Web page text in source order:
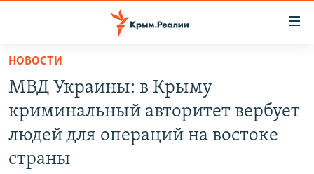
Вернуться
основному
содержанию
Вернутся
главной
СПЕЦПРОЕКТЫ
ГРУЗ 200
ВОДА
НОВОСТИ
МВД Украины: в Крыму
криминальный авторитет вербует
людей для операций на востоке
страны